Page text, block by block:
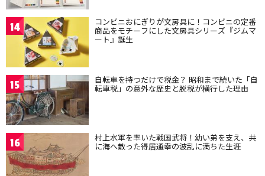
14 コンビニおにぎりが文房具に！コンビニの定番
商品をモチーフにした文房具シリーズ『ジムマ
ート』誕生
15 自転車を持つだけで税金？ 昭和まで続いた「自
転車税」の意外な歴史と脱税が横行した理由
16 村上水軍を率いた戦国武将！幼い弟を支え、共
に海へ散った得居通幸の波乱に満ちた生涯